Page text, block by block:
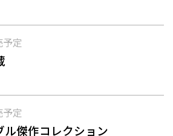
定
定
ル傑作コレクション